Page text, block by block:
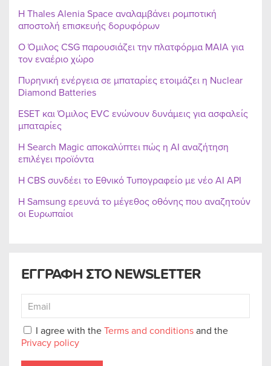
ΕΓΓΡΑΦΗ ΣΤΟ NEWSLETTER
I agree with theTerms and conditionsand the
Privacy policy
Η Thales Alenia Space αναλαμβάνει ρομποτική
αποστολή επισκευής δορυφόρων
Ο Όμιλος CSG παρουσιάζει την πλατφόρμα MAIA για
τον εναέριο χώρο
Πυρηνική ενέργεια σε μπαταρίες ετοιμάζει η Nuclear
Diamond Batteries
ESET και Όμιλος EVC ενώνουν δυνάμεις για ασφαλείς
μπαταρίες
Η Search Magic αποκαλύπτει πώς η AI αναζήτηση
επιλέγει προϊόντα
Η CBS συνδέει το Εθνικό Τυπογραφείο με νέο AI API
Η Samsung ερευνά το μέγεθος οθόνης που αναζητούν
οι Ευρωπαίοι